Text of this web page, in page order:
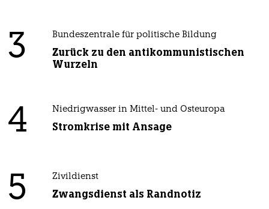
3 Bundeszentrale für politische Bildung
Zurück zu den antikommunistischen
Wurzeln
4 Niedrigwasser in Mittel- und Osteuropa
Stromkrise mit Ansage
5 Zivildienst
Zwangsdienst als Randnotiz